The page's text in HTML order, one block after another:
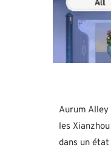
Aurum
les
dans un